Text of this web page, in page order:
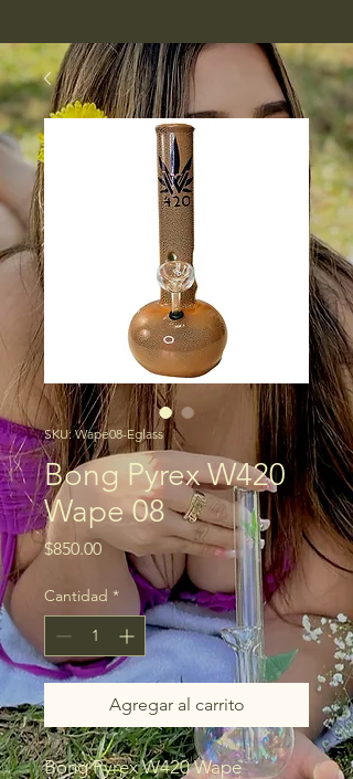
SKU: Wape08-Eglass
Bong Pyrex W420
Wape 08
$850.00Precio
Cantidad *
Agregar al carrito
Bong Pyrex W420 Wape